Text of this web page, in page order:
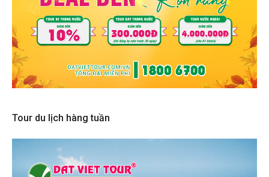
Tour du lịch hàng tuần